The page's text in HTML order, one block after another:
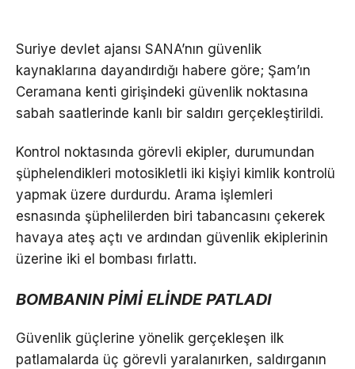
Suriye devlet ajansı SANA’nın güvenlik
kaynaklarına dayandırdığı habere göre; Şam’ın
Ceramana kenti girişindeki güvenlik noktasına
sabah saatlerinde kanlı bir saldırı gerçekleştirildi.
Kontrol noktasında görevli ekipler, durumundan
şüphelendikleri motosikletli iki kişiyi kimlik kontrolü
yapmak üzere durdurdu. Arama işlemleri
esnasında şüphelilerden biri tabancasını çekerek
havaya ateş açtı ve ardından güvenlik ekiplerinin
üzerine iki el bombası fırlattı.
BOMBANIN PİMİ ELİNDE PATLADI
Güvenlik güçlerine yönelik gerçekleşen ilk
patlamalarda üç görevli yaralanırken, saldırganın